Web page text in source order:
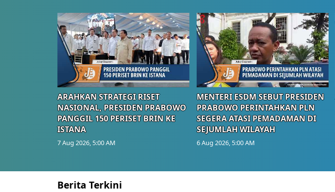
ARAHKAN STRATEGI RISET
NASIONAL, PRESIDEN PRABOWO
PANGGIL 150 PERISET BRIN KE
ISTANA
7 Aug 2026, 5:00 AM
MENTERI ESDM SEBUT PRESIDEN
PRABOWO PERINTAHKAN PLN
SEGERA ATASI PEMADAMAN DI
SEJUMLAH WILAYAH
6 Aug 2026, 5:00 AM
Berita Terkini